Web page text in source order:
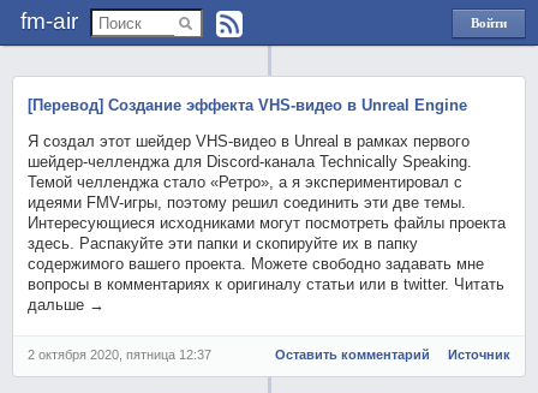
fm-air
Войти
через
[Перевод] Создание эффекта VHS-видео в Unreal Engine
Я создал этот шейдер VHS-видео в Unreal в рамках первого
шейдер-челленджа для Discord-канала Technically Speaking.
Темой челленджа стало «Ретро», а я экспериментировал с
идеями FMV-игры, поэтому решил соединить эти две темы.
Интересующиеся исходниками могут посмотреть файлы проекта
здесь. Распакуйте эти папки и скопируйте их в папку
содержимого вашего проекта. Можете свободно задавать мне
вопросы в комментариях к оригиналу статьи или в twitter. Читать
дальше →
2 октября 2020, пятница 12:37 Оставить комментарий Источник